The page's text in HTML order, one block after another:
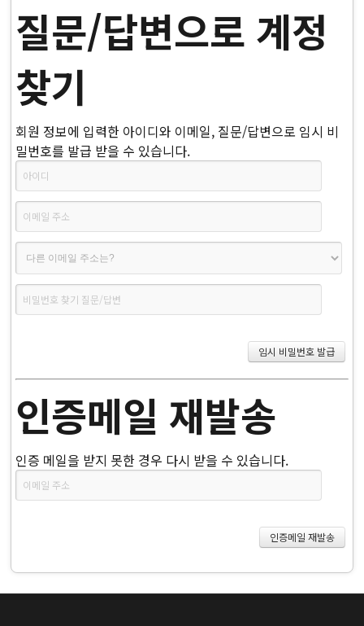
질문/답변으로 계정
찾기
회원 정보에 입력한 아이디와 이메일, 질문/답변으로 임시 비
밀번호를 발급 받을 수 있습니다.
인증메일 재발송
인증 메일을 받지 못한 경우 다시 받을 수 있습니다.